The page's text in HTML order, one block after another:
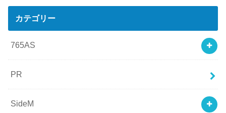
カテゴリー
765AS
PR
SideM